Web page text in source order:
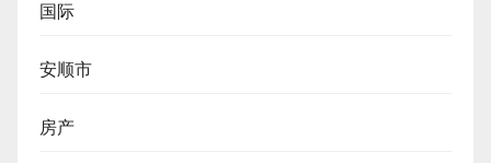
国际
安顺市
房产